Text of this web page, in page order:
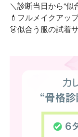
＼診断当日から“似
💄フルメイクアッ
👗似合う服の試着